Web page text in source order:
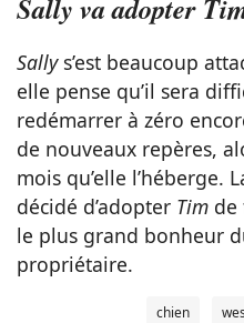
Sally va adopter
Sallys’est beaucoup
elle pense qu’il sera
redémarrer à zéro
de nouveaux repères,
mois qu’elle l’héberge.
décidé d’adopter Tim de
le plus grand bonheur
propriétaire.
chien